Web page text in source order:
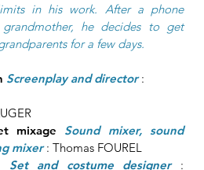
in his work. After a phone
he decides to get
for a few days.
Screenplay and director :
mixage Sound mixer, sound
mixer : Thomas FOUREL
Set and costume designer :